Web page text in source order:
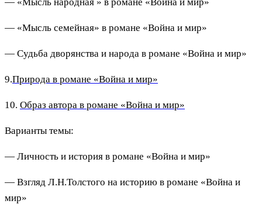
— «Мысль семейная» в романе «Война и мир»
— Судьба дворянства и народа в романе «Война и мир»
9.Природа в романе «Война и мир»
10. Образ автора в романе «Война и мир»
Варианты темы:
— Личность и история в романе «Война и мир»
— Взгляд Л.Н.Толстого на историю в романе «Война и
мир»